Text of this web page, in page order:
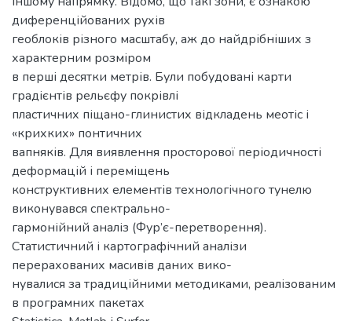
диференційованих рухів
геоблоків різного масштабу, аж до найдрібніших з
характерним розміром
в перші десятки метрів. Були побудовані карти
градієнтів рельєфу покрівлі
пластичних піщано-глинистих відкладень меотіс і
«крихких» понтичних
вапняків. Для виявлення просторової періодичності
деформацій і переміщень
конструктивних елементів технологічного тунелю
виконувався спектрально-
гармонійний аналіз (Фур’є-перетворення).
Статистичний і картографічний аналізи
перерахованих масивів даних вико-
нувалися за традиційними методиками, реалізованим
в програмних пакетах